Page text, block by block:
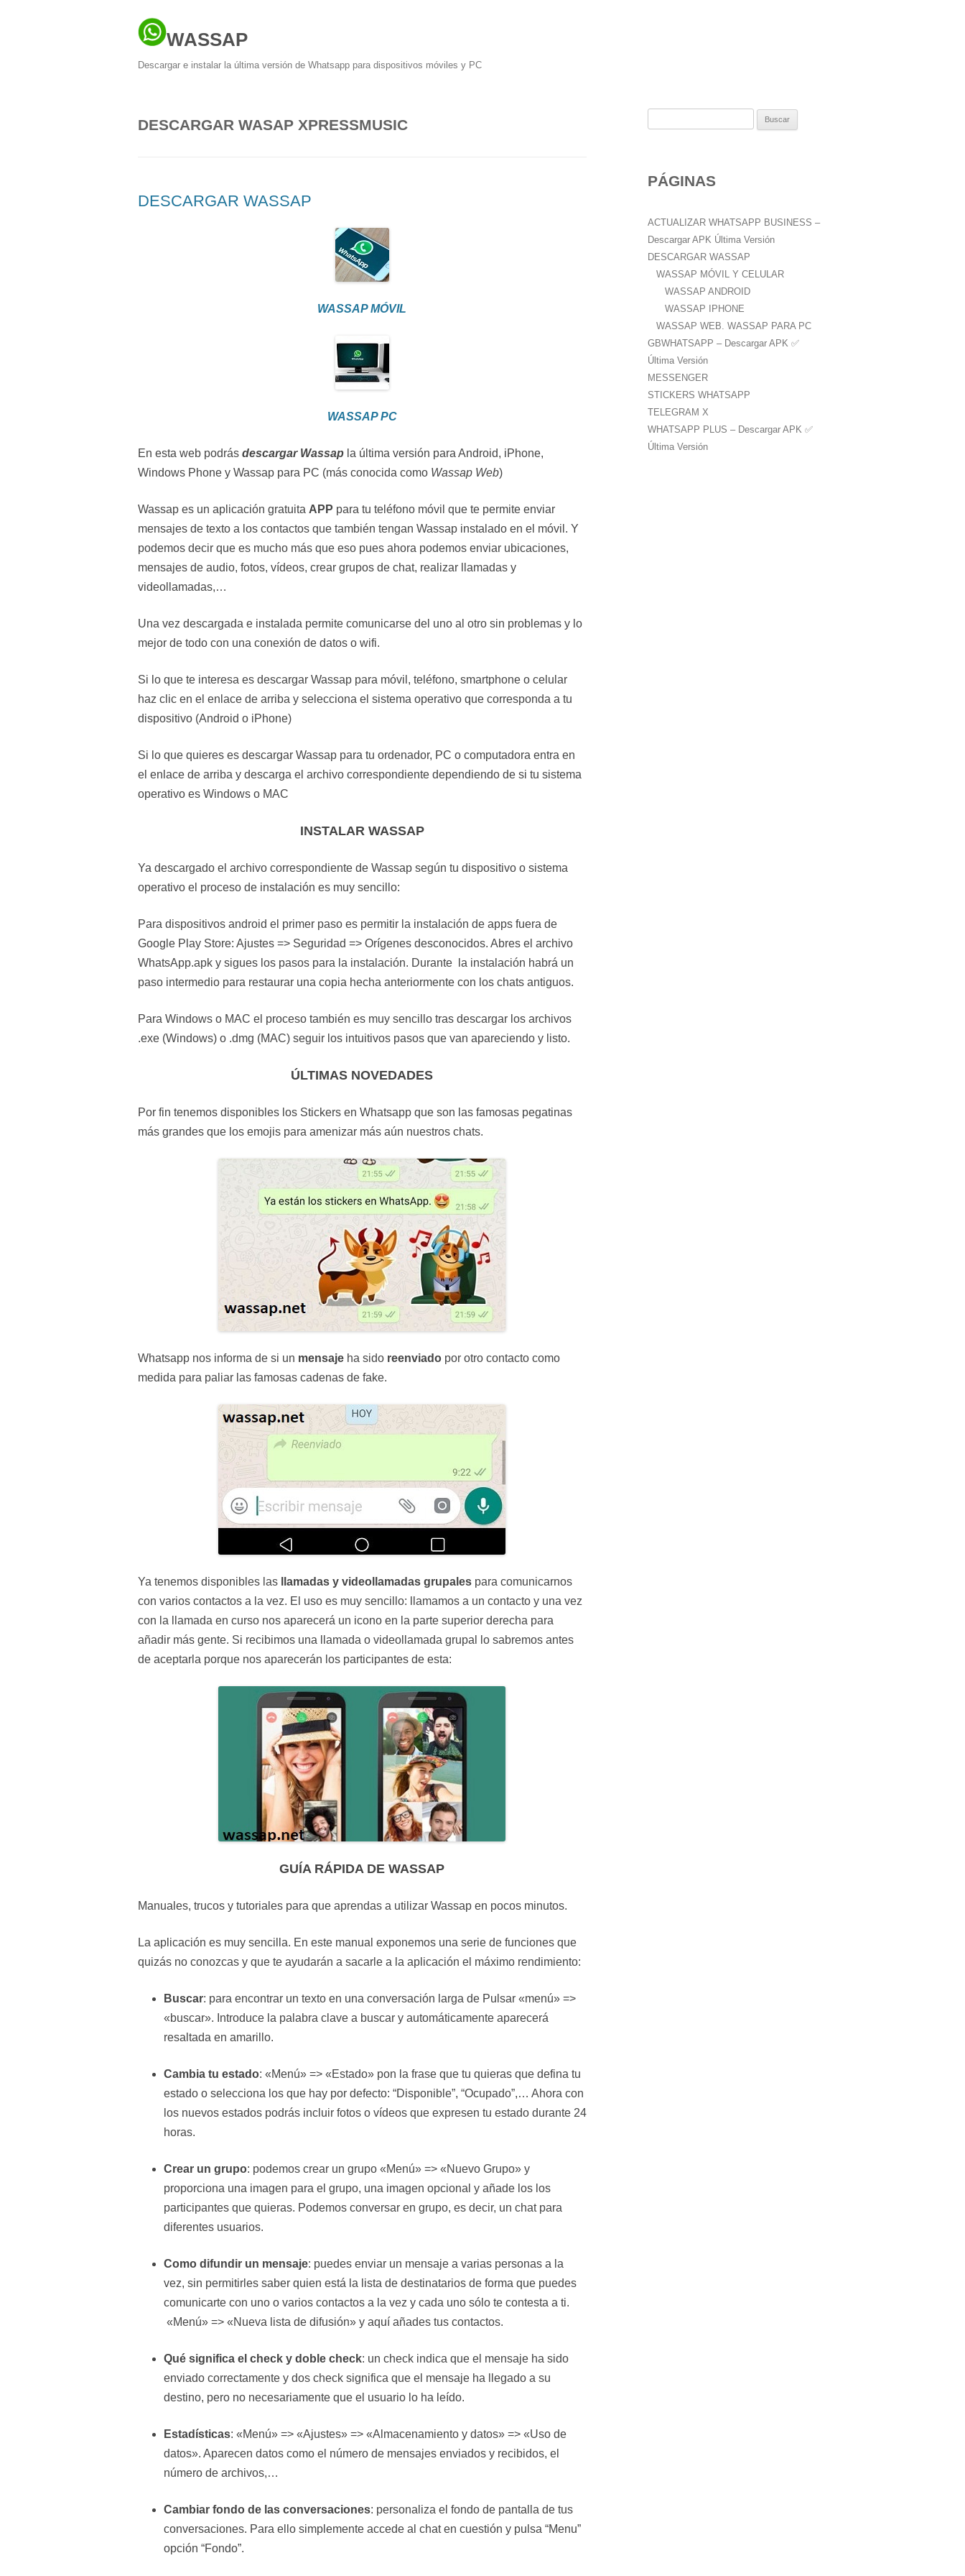
WASSAP
Descargar e instalar la última versión de Whatsapp para dispositivos móviles y PC
DESCARGAR WASAP XPRESSMUSIC
DESCARGAR WASSAP
WASSAP MÓVIL
WASSAP PC
En esta web podrás descargar Wassap la última versión para Android, iPhone,
Windows Phone y Wassap para PC (más conocida como Wassap Web)
Wassap es un aplicación gratuita APP para tu teléfono móvil que te permite enviar
mensajes de texto a los contactos que también tengan Wassap instalado en el móvil. Y
podemos decir que es mucho más que eso pues ahora podemos enviar ubicaciones,
mensajes de audio, fotos, vídeos, crear grupos de chat, realizar llamadas y
videollamadas,…
Una vez descargada e instalada permite comunicarse del uno al otro sin problemas y lo
mejor de todo con una conexión de datos o wifi.
Si lo que te interesa es descargar Wassap para móvil, teléfono, smartphone o celular
haz clic en el enlace de arriba y selecciona el sistema operativo que corresponda a tu
dispositivo (Android o iPhone)
Si lo que quieres es descargar Wassap para tu ordenador, PC o computadora entra en
el enlace de arriba y descarga el archivo correspondiente dependiendo de si tu sistema
operativo es Windows o MAC
INSTALAR WASSAP
Ya descargado el archivo correspondiente de Wassap según tu dispositivo o sistema
operativo el proceso de instalación es muy sencillo:
Para dispositivos android el primer paso es permitir la instalación de apps fuera de
Google Play Store: Ajustes => Seguridad => Orígenes desconocidos. Abres el archivo
WhatsApp.apk y sigues los pasos para la instalación. Durante la instalación habrá un
paso intermedio para restaurar una copia hecha anteriormente con los chats antiguos.
Para Windows o MAC el proceso también es muy sencillo tras descargar los archivos
.exe (Windows) o .dmg (MAC) seguir los intuitivos pasos que van apareciendo y listo.
ÚLTIMAS NOVEDADES
Por fin tenemos disponibles los Stickers en Whatsapp que son las famosas pegatinas
más grandes que los emojis para amenizar más aún nuestros chats.
Whatsapp nos informa de si un mensaje ha sido reenviado por otro contacto como
medida para paliar las famosas cadenas de fake.
Ya tenemos disponibles las llamadas y videollamadas grupales para comunicarnos
con varios contactos a la vez. El uso es muy sencillo: llamamos a un contacto y una vez
con la llamada en curso nos aparecerá un icono en la parte superior derecha para
añadir más gente. Si recibimos una llamada o videollamada grupal lo sabremos antes
de aceptarla porque nos aparecerán los participantes de esta:
GUÍA RÁPIDA DE WASSAP
Manuales, trucos y tutoriales para que aprendas a utilizar Wassap en pocos minutos.
La aplicación es muy sencilla. En este manual exponemos una serie de funciones que
quizás no conozcas y que te ayudarán a sacarle a la aplicación el máximo rendimiento:
Buscar: para encontrar un texto en una conversación larga de Pulsar «menú» =>
«buscar». Introduce la palabra clave a buscar y automáticamente aparecerá
resaltada en amarillo.
Cambia tu estado: «Menú» => «Estado» pon la frase que tu quieras que defina tu
estado o selecciona los que hay por defecto: “Disponible”, “Ocupado”,… Ahora con
los nuevos estados podrás incluir fotos o vídeos que expresen tu estado durante 24
horas.
Crear un grupo: podemos crear un grupo «Menú» => «Nuevo Grupo» y
proporciona una imagen para el grupo, una imagen opcional y añade los los
participantes que quieras. Podemos conversar en grupo, es decir, un chat para
diferentes usuarios.
Como difundir un mensaje: puedes enviar un mensaje a varias personas a la
vez, sin permitirles saber quien está la lista de destinatarios de forma que puedes
comunicarte con uno o varios contactos a la vez y cada uno sólo te contesta a ti.
«Menú» => «Nueva lista de difusión» y aquí añades tus contactos.
Qué significa el check y doble check: un check indica que el mensaje ha sido
enviado correctamente y dos check significa que el mensaje ha llegado a su
destino, pero no necesariamente que el usuario lo ha leído.
Estadísticas: «Menú» => «Ajustes» => «Almacenamiento y datos» => «Uso de
datos». Aparecen datos como el número de mensajes enviados y recibidos, el
número de archivos,…
Cambiar fondo de las conversaciones: personaliza el fondo de pantalla de tus
conversaciones. Para ello simplemente accede al chat en cuestión y pulsa “Menu”
opción “Fondo”.
a
:
PÁGINAS
ACTUALIZAR WHATSAPP BUSINESS –
Descargar APK Última Versión
DESCARGAR WASSAP
WASSAP MÓVIL Y CELULAR
WASSAP ANDROID
WASSAP IPHONE
WASSAP WEB. WASSAP PARA PC
GBWHATSAPP – Descargar APK ✅️
Última Versión
MESSENGER
STICKERS WHATSAPP
TELEGRAM X
WHATSAPP PLUS – Descargar APK ✅️
Última Versión